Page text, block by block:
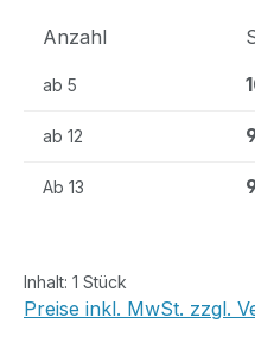
Anzahl
ab 5
ab 12
Ab 13
Inhalt: 1 Stück
Preise inkl. MwSt. zzgl.